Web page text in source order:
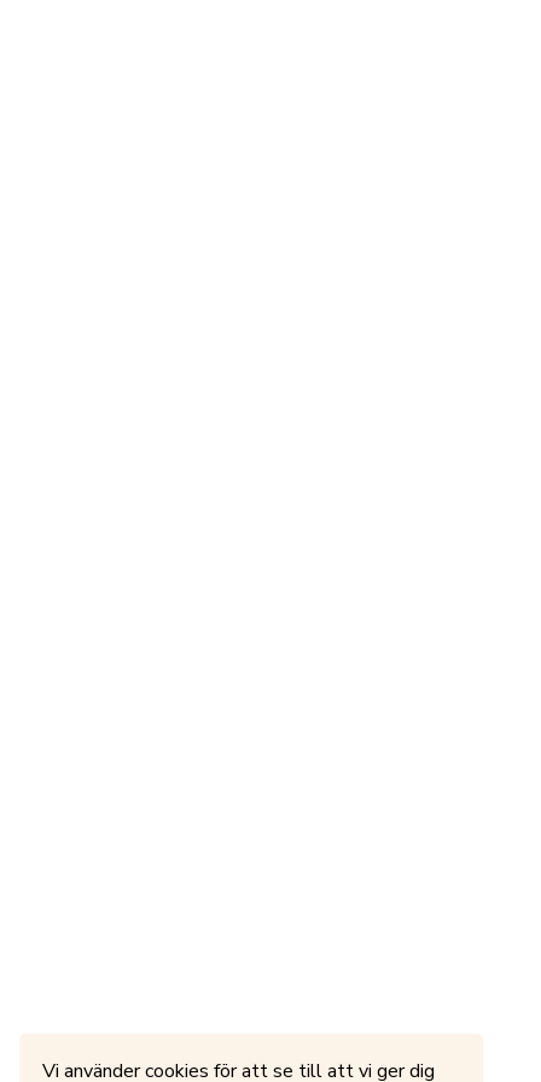
Vi använder cookies för att se till att vi ger dig